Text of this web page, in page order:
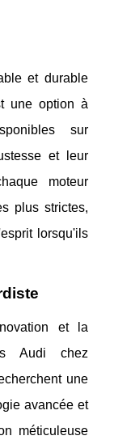
et durable
une option à
sur
et leur
moteur
plus strictes,
lorsqu'ils
et la
Audi chez
une
avancée et
méticuleuse